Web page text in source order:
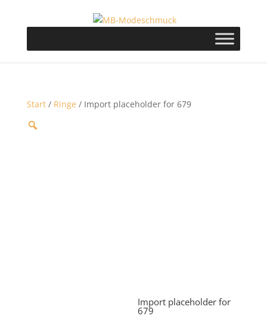
Start/ Ringe / Import placeholder for 679
Import placeholder for
679